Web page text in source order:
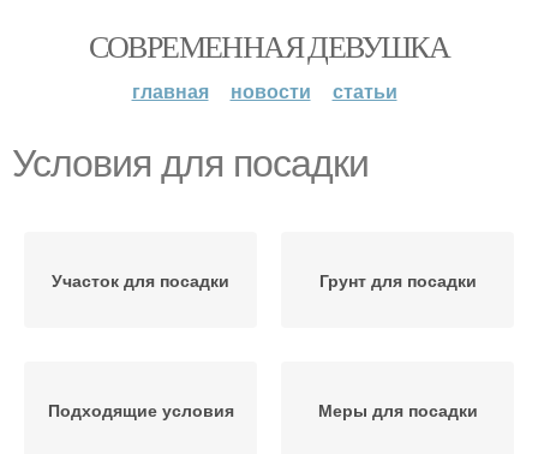
СОВРЕМЕННАЯ ДЕВУШКА
главная новости статьи
Условия для посадки
Участок для посадки Грунт для посадки
Подходящие условия Меры для посадки